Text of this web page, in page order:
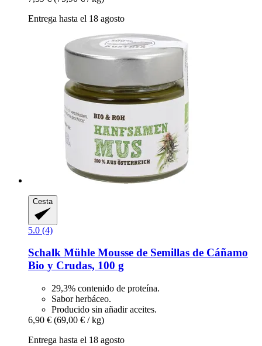
Entrega hasta el 18 agosto
Cesta
5.0 (4)
Schalk Mühle Mousse de Semillas de Cáñamo
Bio y Crudas, 100 g
29,3% contenido de proteína.
Sabor herbáceo.
Producido sin añadir aceites.
6,90 € (69,00 € / kg)
Entrega hasta el 18 agosto